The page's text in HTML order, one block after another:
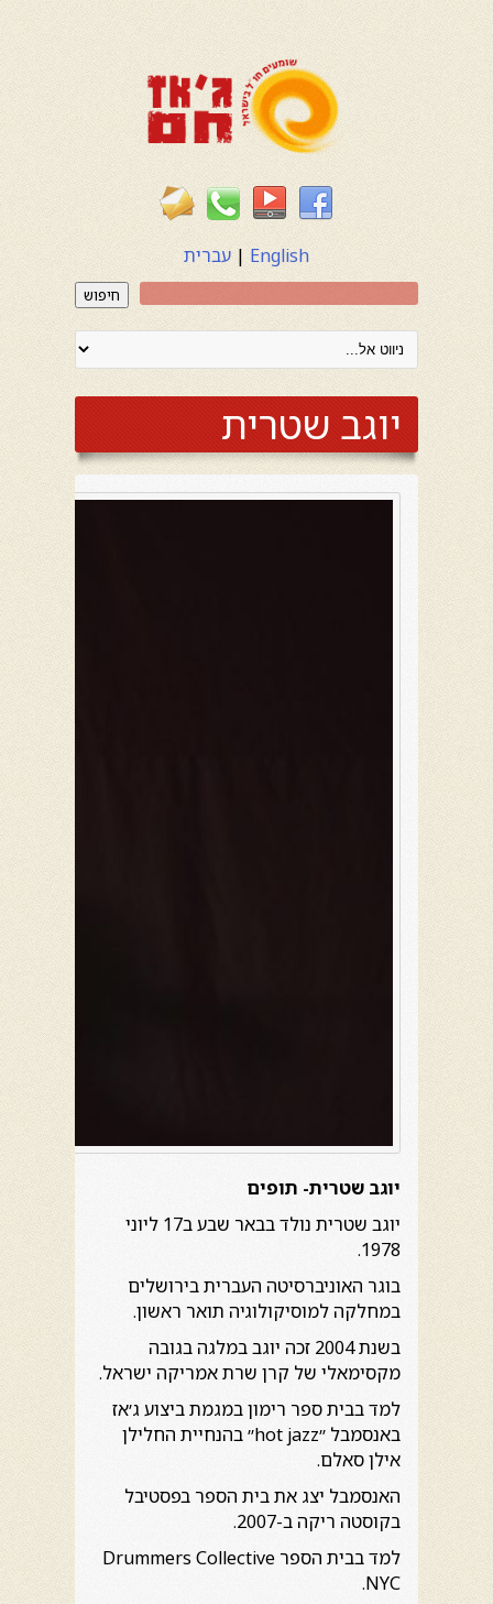
English
| עברית
חיפוש
יוגב שטרית
יוגב שטרית- תופים
יוגב שטרית נולד בבאר שבע ב17 ליוני
1978.
בוגר האוניברסיטה העברית בירושלים
במחלקה למוסיקולוגיה תואר ראשון.
בשנת 2004 זכה יוגב במלגה בגובה
מקסימאלי של קרן שרת אמריקה ישראל.
למד בבית ספר רימון במגמת ביצוע ג׳אז
באנסמבל ״hot jazz״ בהנחיית החלילן
אילן סאלם.
האנסמבל יצג את בית הספר בפסטיבל
בקוסטה ריקה ב-2007.
למד בבית הספר Drummers Collective
NYC.